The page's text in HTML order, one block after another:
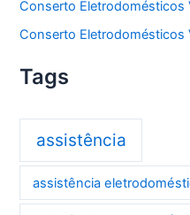
Conserto Eletrodomésticos
Conserto Eletrodomésticos
Tags
assistência
assistência